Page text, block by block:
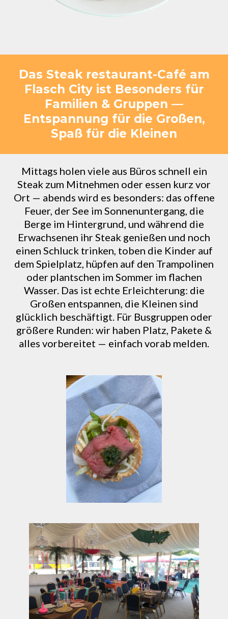
Das Steak restaurant-Café am
Flasch City ist Besonders für
Familien & Gruppen —
Entspannung für die Großen,
Spaß für die Kleinen
Mittags holen viele aus Büros schnell ein
Steak zum Mitnehmen oder essen kurz vor
Ort — abends wird es besonders: das offene
Feuer, der See im Sonnenuntergang, die
Berge im Hintergrund, und während die
Erwachsenen ihr Steak genießen und noch
einen Schluck trinken, toben die Kinder auf
dem Spielplatz, hüpfen auf den Trampolinen
oder plantschen im Sommer im flachen
Wasser. Das ist echte Erleichterung: die
Großen entspannen, die Kleinen sind
glücklich beschäftigt. Für Busgruppen oder
größere Runden: wir haben Platz, Pakete &
alles vorbereitet — einfach vorab melden.